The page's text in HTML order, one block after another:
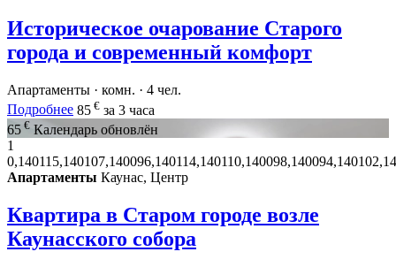
Историческое очарование Старого
города и современный комфорт
Апартаменты · комн. · 4 чел.
Подробнее 85 € за 3 часа
65 € Календарь обновлён
1
Апартаменты Каунас, Центр
Квартира в Старом городе возле
Каунасского собора